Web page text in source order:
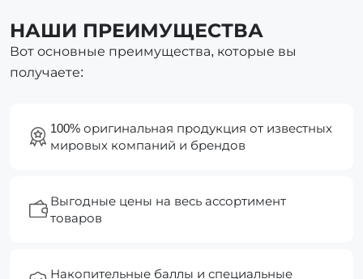
НАШИ ПРЕИМУЩЕСТВА
Вот основные преимущества, которые вы
получаете:
100% оригинальная продукция от известных
мировых компаний и брендов
Выгодные цены на весь ассортимент
товаров
Накопительные баллы и специальные